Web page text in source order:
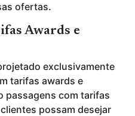
ofertas.
Awards e
exclusivamente
tarifas awards e
passagens com tarifas
possam desejar